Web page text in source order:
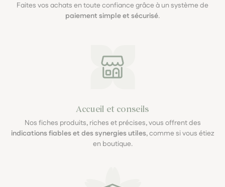
Faites vos achats en toute confiance grâce à un système de
paiement simple et sécurisé.
Accueil et conseils
Nos fiches produits, riches et précises, vous offrent des
indications fiables et des synergies utiles, comme si vous étiez
en boutique.